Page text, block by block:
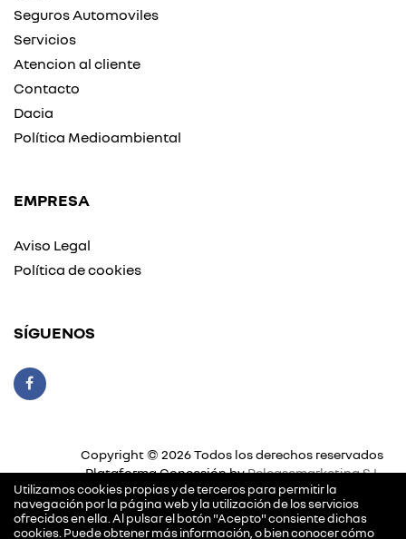
Utilizamos cookies propias y de terceros para permitir la
navegación por la página web y la utilización de los servicios
ofrecidos en ella. Al pulsar el botón "Acepto" consiente dichas
cookies. Puede obtener más información, o bien conocer cómo
Seguros Automoviles
Servicios
Atencion al cliente
Contacto
Dacia
Política Medioambiental
EMPRESA
Aviso Legal
Política de cookies
SÍGUENOS
Copyright © 2026 Todos los derechos reservados
Plataforma Concesión byReleasemarketing S.L.